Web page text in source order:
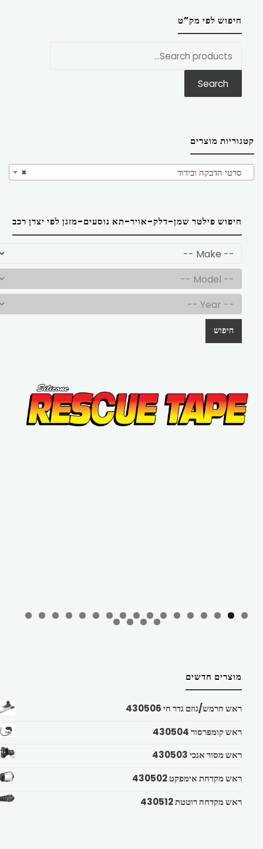
חיפוש לפי מק”ט
Search
קטגוריות מוצרים
× סרטי הדבקה ובידוד
חיפוש פילטר שמן-דלק-אויר-תא נוסעים-מזגן לפי יצרן רכב
חיפוש
מוצרים חדשים
ראש חרמש/גוזם גדר חי 430506
ראש קומפרסור 430504
ראש מסור אנכי 430503
ראש מקדחת אימפקט 430502
ראש מקדחה רוטטת 430512